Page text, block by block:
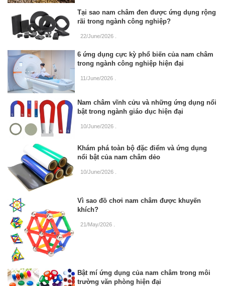
Tại sao nam châm đen được ứng dụng rộng
rãi trong ngành công nghiệp?
22/June/2026
6 ứng dụng cực kỳ phổ biến của nam châm
trong ngành công nghiệp hiện đại
11/June/2026
Nam châm vĩnh cửu và những ứng dụng nổi
bật trong ngành giáo dục hiện đại
10/June/2026
Khám phá toàn bộ đặc điểm và ứng dụng
nổi bật của nam châm dẻo
10/June/2026 .
Vì sao đồ chơi nam châm được khuyến
khích?
21/May/2026
Bật mí ứng dụng của nam châm trong môi
trường văn phòng hiện đại